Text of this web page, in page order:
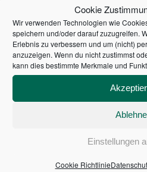
Cookie
Wir verwenden Technologien wie
speichern und/oder darauf zuzugreifen.
Erlebnis zu verbessern und um (nicht)
anzuzeigen. Wenn du nicht zustimmst
kann dies bestimmte Merkmale und
Einstellungen
Cookie Richtlinie
Welche Faktoren
Gemeinkosten.
Grundsätze und Konzepte
Die wichtigsten
Steuerung.
Nachhaltige Umsetzung in